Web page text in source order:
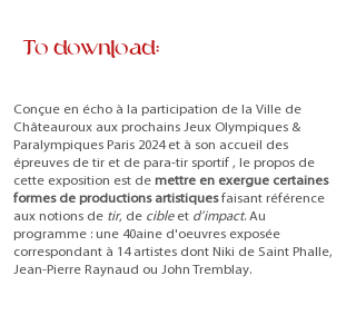
To download:
Conçue en écho à la participation de la Ville de
Châteauroux aux prochains Jeux Olympiques &
Paralympiques Paris 2024 et à son accueil des
épreuves de tir et de para-tir sportif , le propos de
cette exposition est de mettre en exergue certaines
formes de productions artistiquesfaisant référence
aux notions de tir, de cibleet d’impact. Au
programme : une 40aine d'oeuvres exposée
correspondant à 14 artistes dont Niki de Saint Phalle,
Jean-Pierre Raynaud ou John Tremblay.